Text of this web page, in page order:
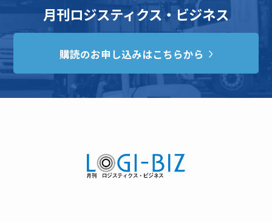
月刊ロジスティクス・ビジネス
購読のお申し込みはこちらから